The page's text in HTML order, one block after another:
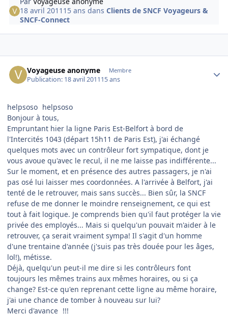
18 avril 2011 15 ans dansClients de SNCF Voyageurs &
SNCF-Connect
Voyageuse anonyme Membre
Publication: 18 avril 201115 ans
helpsoso helpsoso
Bonjour à tous,
Empruntant hier la ligne Paris Est-Belfort à bord de
l'Intercités 1043 (départ 15h11 de Paris Est), j'ai échangé
quelques mots avec un contrôleur fort sympatique, dont je
vous avoue qu'avec le recul, il ne me laisse pas indifférente...
Sur le moment, et en présence des autres passagers, je n'ai
pas osé lui laisser mes coordonnées. A l'arrivée à Belfort, j'ai
tenté de le retrouver, mais sans succès... Bien sûr, la SNCF
refuse de me donner le moindre renseignement, ce qui est
tout à fait logique. Je comprends bien qu'il faut protéger la vie
privée des employés... Mais si quelqu'un pouvait m'aider à le
retrouver, ça serait vraiment sympa! Il s'agit d'un homme
d'une trentaine d'année (j'suis pas très douée pour les âges,
lol!), métisse.
Déjà, quelqu'un peut-il me dire si les contrôleurs font
toujours les mêmes trains aux mêmes horaires, ou si ça
change? Est-ce qu'en reprenant cette ligne au même horaire,
j'ai une chance de tomber à nouveau sur lui?
Merci d'avance !!!